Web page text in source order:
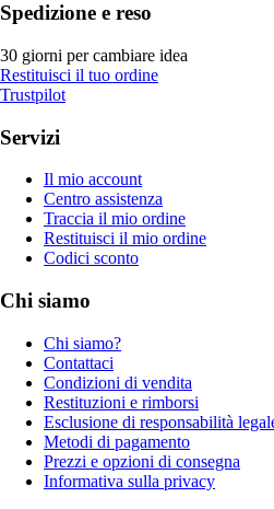
Spedizione e reso
30 giorni per cambiare idea
Restituisci il tuo ordine
Trustpilot
Servizi
Il mio account
Centro assistenza
Traccia il mio ordine
Restituisci il mio ordine
Codici sconto
Chi siamo
Chi siamo?
Contattaci
Condizioni di vendita
Restituzioni e rimborsi
Esclusione di responsabilità
Metodi di pagamento
Prezzi e opzioni di consegna
Informativa sulla privacy